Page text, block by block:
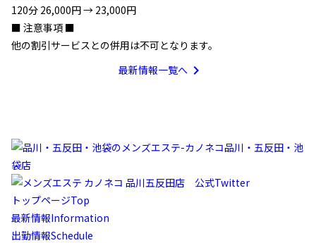
120分 26,000円 → 23,000円
■ 注意事項 ■
他の割引サービスとの併用は不可となります。
最新情報一覧へ chevron_right
トップページTop
最新情報Information
出勤情報Schedule